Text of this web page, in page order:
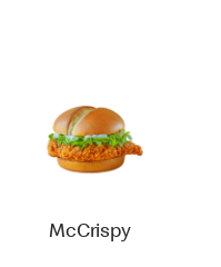
McCrispy